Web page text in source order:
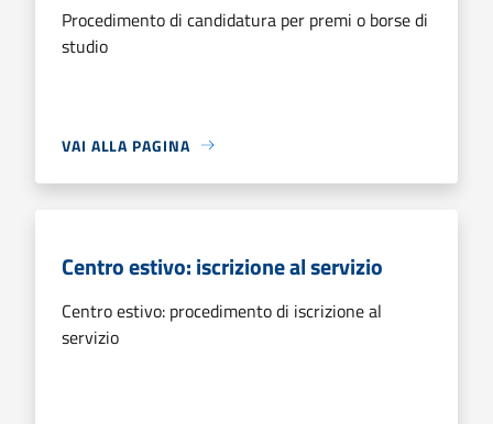
Procedimento di candidatura per premi o borse di
studio
VAI ALLA PAGINA
Centro estivo: iscrizione al servizio
Centro estivo: procedimento di iscrizione al
servizio